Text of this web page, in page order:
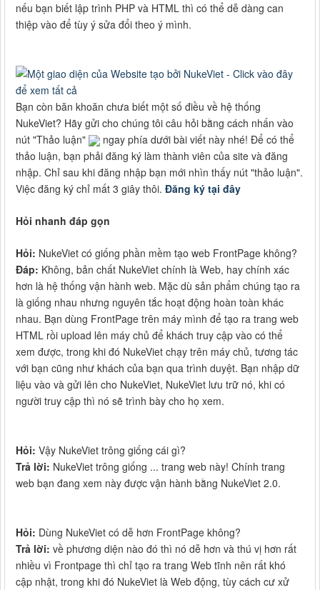
nếu bạn biết lập trình PHP và HTML thì có thể dễ dàng can
thiệp vào để tùy ý sửa đổi theo ý mình.
Bạn còn băn khoăn chưa biết một số điều về hệ thống
NukeViet? Hãy gửi cho chúng tôi câu hỏi bằng cách nhấn vào
nút "Thảo luận"
ngay phía dưới bài viết này nhé! Để có thể
thảo luận, bạn phải đăng ký làm thành viên của site và đăng
nhập. Chỉ sau khi đăng nhập bạn mới nhìn thấy nút "thảo luận".
Việc đăng ký chỉ mất 3 giây thôi. Đăng ký tại đây
Hỏi nhanh đáp gọn
Hỏi: NukeViet có giống phần mềm tạo web FrontPage không?
Đáp: Không, bản chất NukeViet chính là Web, hay chính xác
hơn là hệ thống vận hành web. Mặc dù sản phẩm chúng tạo ra
là giống nhau nhưng nguyên tắc hoạt động hoàn toàn khác
nhau. Bạn dùng FrontPage trên máy mình để tạo ra trang web
HTML rồi upload lên máy chủ để khách truy cập vào có thể
xem được, trong khi đó NukeViet chạy trên máy chủ, tương tác
với bạn cũng như khách của bạn qua trình duyệt. Bạn nhập dữ
liệu vào và gửi lên cho NukeViet, NukeViet lưu trữ nó, khi có
người truy cập thì nó sẽ trình bày cho họ xem.
Hỏi: Vậy NukeViet trông giống cái gì?
Trả lời: NukeViet trông giống ... trang web này! Chính trang
web bạn đang xem này được vận hành bằng NukeViet 2.0.
Hỏi: Dùng NukeViet có dễ hơn FrontPage không?
Trả lời: về phương diện nào đó thì nó dễ hơn và thú vị hơn rất
nhiều vì Frontpage thì chỉ tạo ra trang Web tĩnh nên rất khó
cập nhật, trong khi đó NukeViet là Web động, tùy cách cư xử